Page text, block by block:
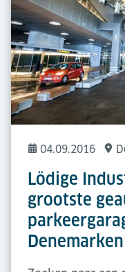
04.09.2016
Lödige
grootste
Denemarken